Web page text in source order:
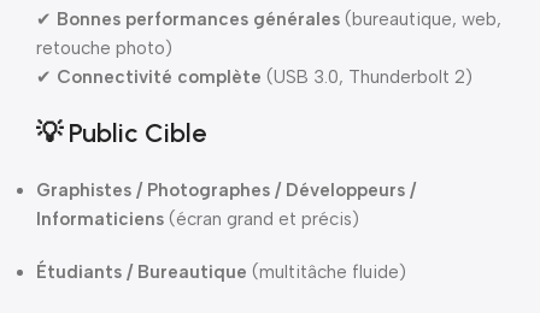
✔ Bonnes performances générales (bureautique, web,
retouche photo)
✔ Connectivité complète (USB 3.0, Thunderbolt 2)
💡 Public Cible
Graphistes / Photographes / Développeurs /
Informaticiens (écran grand et précis)
Étudiants / Bureautique (multitâche fluide)